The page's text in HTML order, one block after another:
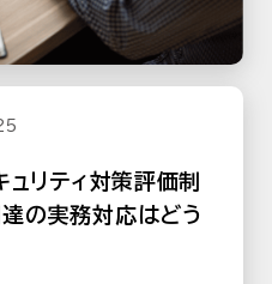
リティ対策評価制
の実務対応はどう